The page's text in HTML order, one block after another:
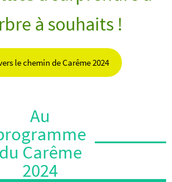
à souhaits !
le chemin de Carême 2024
Au
du Carême
2024